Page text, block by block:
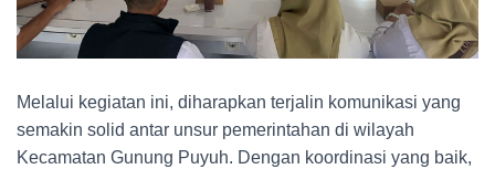
Melalui kegiatan ini, diharapkan terjalin komunikasi yang
semakin solid antar unsur pemerintahan di wilayah
Kecamatan Gunung Puyuh. Dengan koordinasi yang baik,